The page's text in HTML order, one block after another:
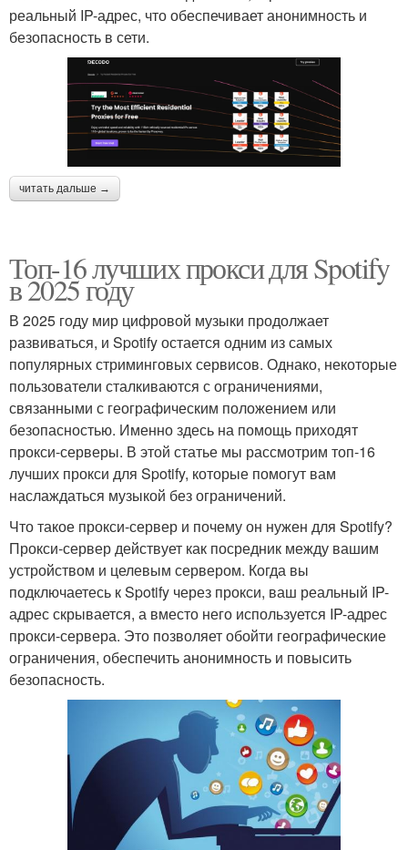
реальный IP-адрес, что обеспечивает анонимность и
безопасность в сети.
читать дальше →
Топ-16 лучших прокси для Spotify
в 2025 году
В 2025 году мир цифровой музыки продолжает
развиваться, и Spotify остается одним из самых
популярных стриминговых сервисов. Однако, некоторые
пользователи сталкиваются с ограничениями,
связанными с географическим положением или
безопасностью. Именно здесь на помощь приходят
прокси-серверы. В этой статье мы рассмотрим топ-16
лучших прокси для Spotify, которые помогут вам
наслаждаться музыкой без ограничений.
Что такое прокси-сервер и почему он нужен для Spotify?
Прокси-сервер действует как посредник между вашим
устройством и целевым сервером. Когда вы
подключаетесь к Spotify через прокси, ваш реальный IP-
адрес скрывается, а вместо него используется IP-адрес
прокси-сервера. Это позволяет обойти географические
ограничения, обеспечить анонимность и повысить
безопасность.